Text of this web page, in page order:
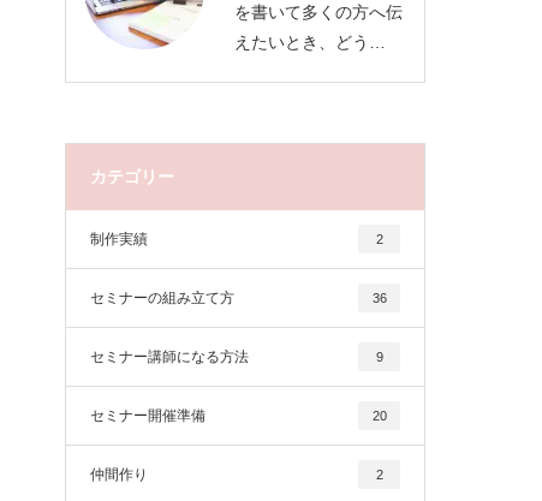
を書いて多くの方へ伝
えたいとき、どう…
カテゴリー
制作実績 2
セミナーの組み立て方 36
セミナー講師になる方法 9
セミナー開催準備 20
仲間作り 2